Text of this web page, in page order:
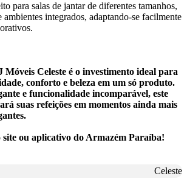
para salas de jantar de diferentes tamanhos,
ambientes integrados, adaptando-se facilmente
Móveis Celeste é o investimento ideal para
conforto e beleza em um só produto.
e funcionalidade incomparável, este
suas refeições em momentos ainda mais
site ou aplicativo do Armazém Paraíba!
Celeste